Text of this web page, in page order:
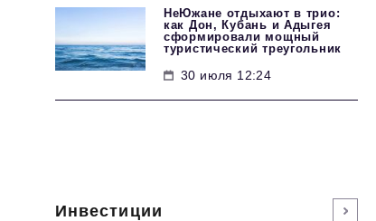
НеЮжане отдыхают в трио:
как Дон, Кубань и Адыгея
сформировали мощный
туристический треугольник
30 июля 12:24
Инвестиции